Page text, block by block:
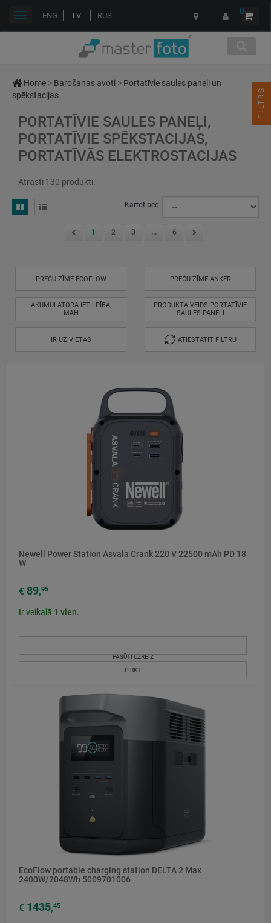
ENG LV RUS 0
Toggle
Home > Barošanas avoti > Portatīvie saules paneļi un
spēkstacijas
PORTATĪVIE SAULES PANEĻI,
PORTATĪVIE SPĒKSTACIJAS,
PORTATĪVĀS ELEKTROSTACIJAS
Atrasti 130 produkti.
Kārtot pēc
1 2 3 ... 6
PREČU ZĪME ECOFLOW PREČU ZĪME ANKER
AKUMULATORA IETILPĪBA,
MAH
PRODUKTA VEIDS PORTATĪVIE
SAULES PANEĻI
IR UZ VIETAS ATIESTATĪT FILTRU
Newell Power Station Asvala Crank 220 V 22500 mAh PD 18
W
€ 89,95
Ir veikalā 1 vien.
PASŪTI UZREIZ
PIRKT
EcoFlow portable charging station DELTA 2 Max
2400W/2048Wh 5009701006
€ 1435,45
FILTRS